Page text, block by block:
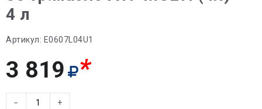
4 л
Артикул: E0607L04U1
3 819 *
− +